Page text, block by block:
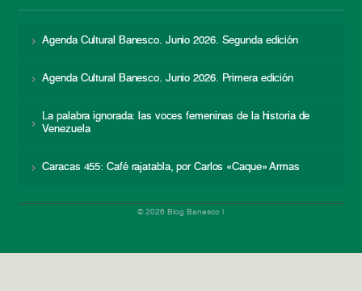
Agenda Cultural Banesco. Junio 2026. Segunda edición
Agenda Cultural Banesco. Junio 2026. Primera edición
La palabra ignorada: las voces femeninas de la historia de
Venezuela
Caracas 455: Café rajatabla, por Carlos «Caque» Armas
© 2026 Blog Banesco |